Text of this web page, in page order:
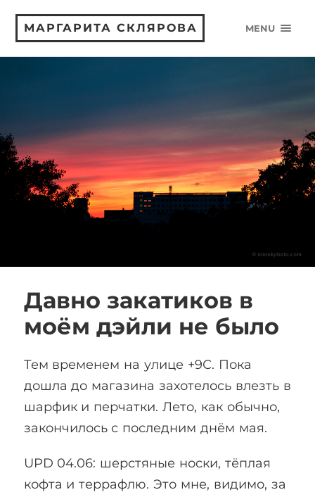
МАРГАРИТА СКЛЯРОВА MENU
Давно закатиков в
моём дэйли не было
Тем временем на улице +9С. Пока
дошла до магазина захотелось влезть в
шарфик и перчатки. Лето, как обычно,
закончилось с последним днём мая.
UPD 04.06: шерстяные носки, тёплая
кофта и террафлю. Это мне, видимо, за